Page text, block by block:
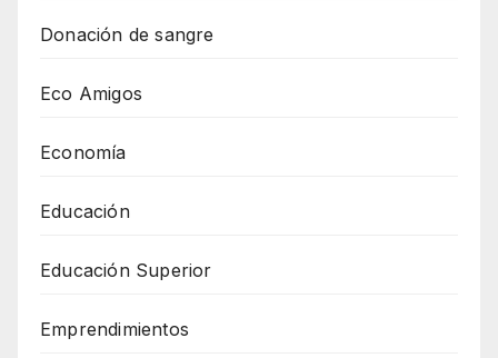
Donación de sangre
Eco Amigos
Economía
Educación
Educación Superior
Emprendimientos